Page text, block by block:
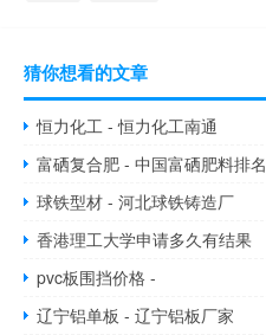
猜你想看的文章
恒力化工 - 恒力化工南通
富硒复合肥 - 中国富硒肥料排名
球铁型材 - 河北球铁铸造厂
香港理工大学申请多久有结果
pvc板围挡价格 -
辽宁铝单板 - 辽宁铝板厂家